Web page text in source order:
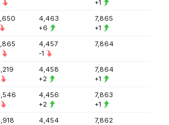
+1
4,463
+6
7,865
+1
4,457
-1
7,864
4,458
+2
7,864
+1
4,456
+2
7,863
+1
4,454
7,862